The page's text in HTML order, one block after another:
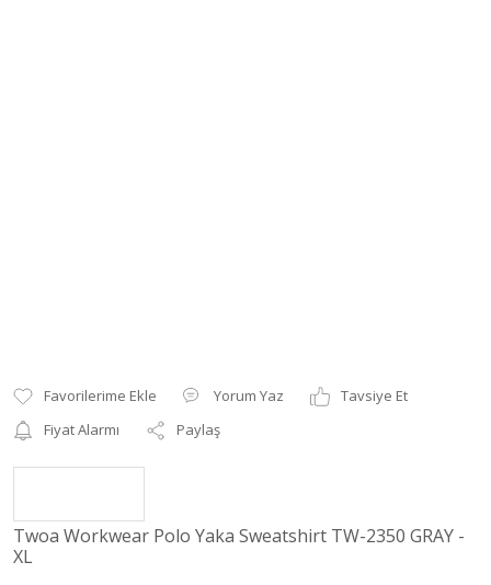
Yorum Yaz
Tavsiye Et
Fiyat Alarmı
Paylaş
Twoa Workwear Polo Yaka Sweatshirt TW-2350 GRAY -
XL